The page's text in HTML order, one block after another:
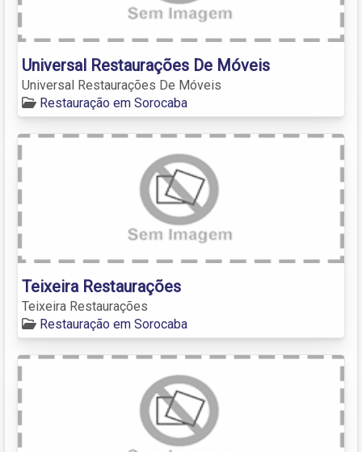
Universal Restaurações De Móveis
Universal Restaurações De Móveis
Restauração em Sorocaba
Teixeira Restaurações
Teixeira Restaurações
Restauração em Sorocaba